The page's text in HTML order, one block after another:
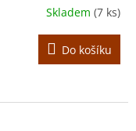
Skladem (7 ks)
Do košíku